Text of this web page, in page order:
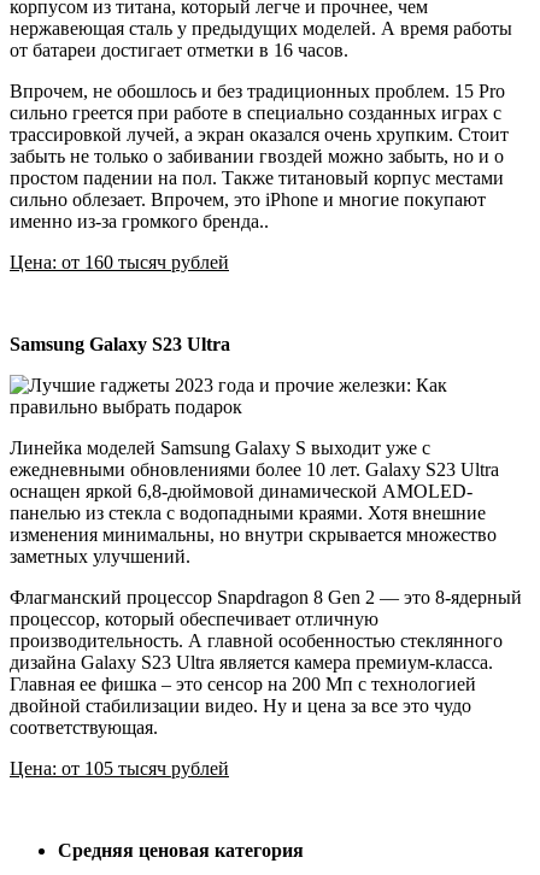
корпусом из титана, который легче и прочнее, чем
нержавеющая сталь у предыдущих моделей. А время работы
от батареи достигает отметки в 16 часов.
Впрочем, не обошлось и без традиционных проблем. 15 Pro
сильно греется при работе в специально созданных играх с
трассировкой лучей, а экран оказался очень хрупким. Стоит
забыть не только о забивании гвоздей можно забыть, но и о
простом падении на пол. Также титановый корпус местами
сильно облезает. Впрочем, это iPhone и многие покупают
именно из-за громкого бренда..
Цена: от 160 тысяч рублей
Samsung Galaxy S23 Ultra
Линейка моделей Samsung Galaxy S выходит уже с
ежедневными обновлениями более 10 лет. Galaxy S23 Ultra
оснащен яркой 6,8-дюймовой динамической AMOLED-
панелью из стекла с водопадными краями. Хотя внешние
изменения минимальны, но внутри скрывается множество
заметных улучшений.
Флагманский процессор Snapdragon 8 Gen 2 — это 8-ядерный
процессор, который обеспечивает отличную
производительность. А главной особенностью стеклянного
дизайна Galaxy S23 Ultra является камера премиум-класса.
Главная ее фишка – это сенсор на 200 Мп с технологией
двойной стабилизации видео. Ну и цена за все это чудо
соответствующая.
Цена: от 105 тысяч рублей
Средняя ценовая категория